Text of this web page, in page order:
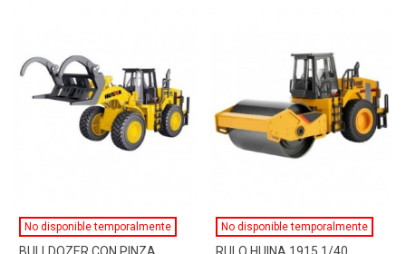
No disponible temporalmente
BULLDOZER CON PINZA
No disponible temporalmente
RULO HUINA 1915 1/40